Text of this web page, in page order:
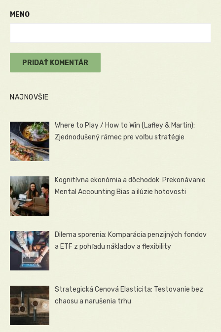
MENO
NAJNOVŠIE
Where to Play / How to Win (Lafley & Martin):
Zjednodušený rámec pre voľbu stratégie
Kognitívna ekonómia a dôchodok: Prekonávanie
Mental Accounting Bias a ilúzie hotovosti
Dilema sporenia: Komparácia penzijných fondov
a ETF z pohľadu nákladov a flexibility
Strategická Cenová Elasticita: Testovanie bez
chaosu a narušenia trhu